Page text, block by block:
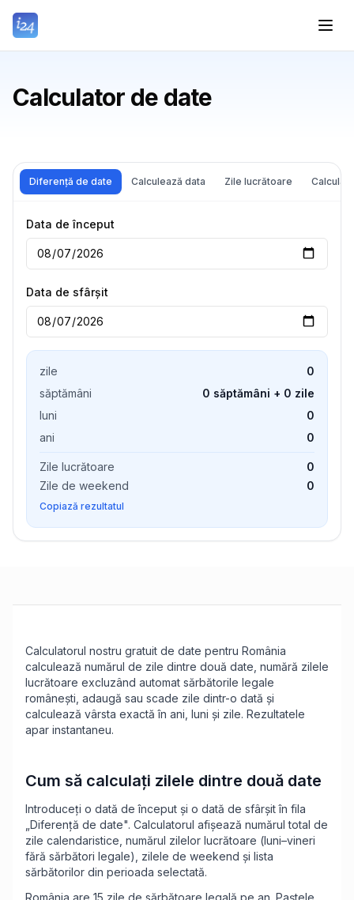
Calculator de date
Diferență de date Calculează data Zile lucrătoare
Data de început
Data de sfârșit
zile
0
săptămâni
0 săptămâni + 0 zile
luni
0
ani
0
Zile lucrătoare
0
Zile de weekend
0
Copiază rezultatul
Calculatorul nostru gratuit de date pentru România
calculează numărul de zile dintre două date, numără zilele
lucrătoare excluzând automat sărbătorile legale
românești, adaugă sau scade zile dintr-o dată și
calculează vârsta exactă în ani, luni și zile. Rezultatele
apar instantaneu.
Cum să calculați zilele dintre două date
Introduceți o dată de început și o dată de sfârșit în fila
„Diferență de date". Calculatorul afișează numărul total de
zile calendaristice, numărul zilelor lucrătoare (luni–vineri
fără sărbători legale), zilele de weekend și lista
sărbătorilor din perioada selectată.
România are 15 zile de sărbătoare legală pe an. Paștele